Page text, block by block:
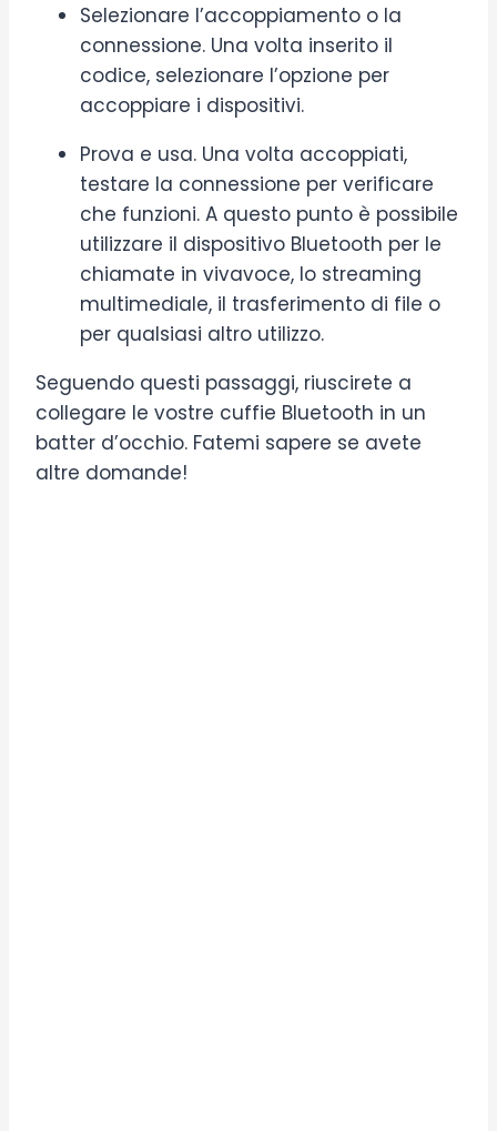
Selezionare l’accoppiamento o la
connessione. Una volta inserito il
codice, selezionare l’opzione per
accoppiare i dispositivi.
Prova e usa. Una volta accoppiati,
testare la connessione per verificare
che funzioni. A questo punto è possibile
utilizzare il dispositivo Bluetooth per le
chiamate in vivavoce, lo streaming
multimediale, il trasferimento di file o
per qualsiasi altro utilizzo.
Seguendo questi passaggi, riuscirete a
collegare le vostre cuffie Bluetooth in un
batter d’occhio. Fatemi sapere se avete
altre domande!